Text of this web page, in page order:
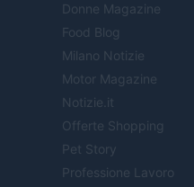
Donne Magazine
Food Blog
Milano Notizie
Motor Magazine
Notizie.it
Offerte Shopping
Pet Story
Professione Lavoro